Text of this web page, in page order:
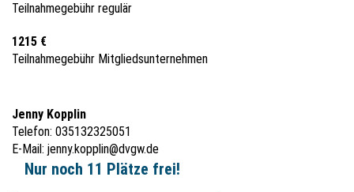
Teilnahmegebühr regulär
1215 €
Teilnahmegebühr Mitgliedsunternehmen
Jenny Kopplin
Telefon: 035132325051
E-Mail: jenny.kopplin@dvgw.de
Nur noch 11 Plätze frei!